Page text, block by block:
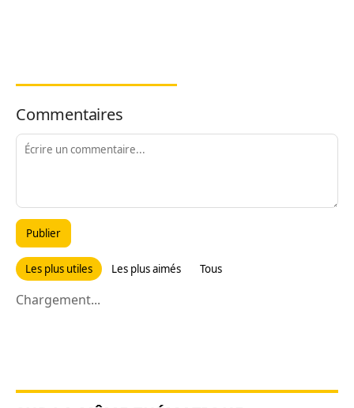
Commentaires
Publier
Les plus utiles Les plus aimés Tous
Chargement...